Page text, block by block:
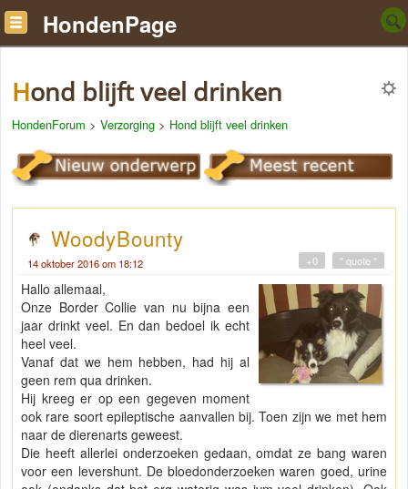
HondenPage
Hond blijft veel drinken
HondenForum > Verzorging > Hond blijft veel drinken
WoodyBounty
14 oktober 2016 om 18:12 " quote "
+0
Hallo allemaal,
Onze Border Collie van nu bijna een
jaar drinkt veel. En dan bedoel ik echt
heel veel.
Vanaf dat we hem hebben, had hij al
geen rem qua drinken.
Hij kreeg er op een gegeven moment
ook rare soort epileptische aanvallen bij. Toen zijn we met hem
naar de dierenarts geweest.
Die heeft allerlei onderzoeken gedaan, omdat ze bang waren
voor een levershunt. De bloedonderzoeken waren goed, urine